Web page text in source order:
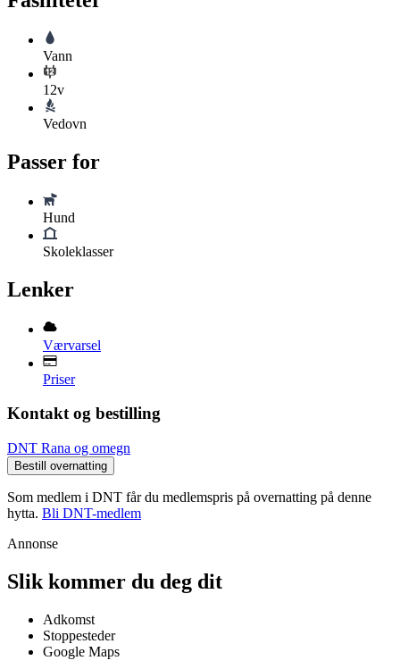
Vann
12v
Vedovn
Passer for
Hund
Skoleklasser
Lenker
Værvarsel
Priser
Kontakt og bestilling
DNT Rana og omegn
Bestill overnatting
Som medlem i DNT får du medlemspris på overnatting på denne
hytta. Bli DNT-medlem
Annonse
Slik kommer du deg dit
Adkomst
Stoppesteder
Google Maps